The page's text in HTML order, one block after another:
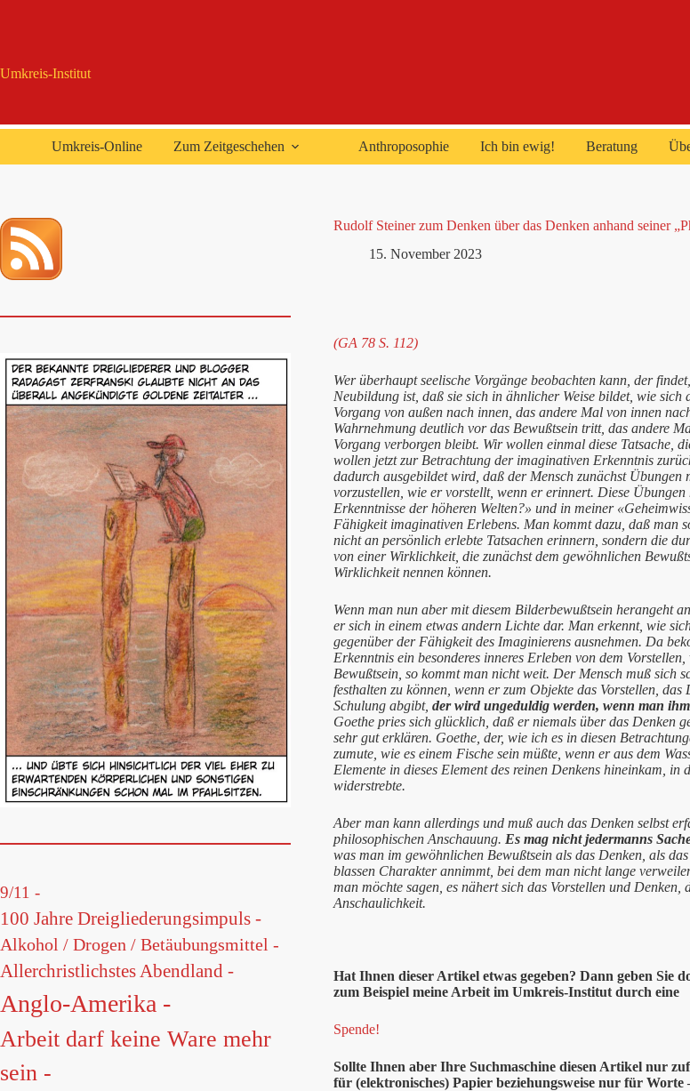
Umkreis-Institut
Umkreis-Online Zum Zeitgeschehen Anthroposophie Ich bin ewig! Beratung
Rudolf Steiner zum Denken über das Denken anhand seiner
15. November 2023
(GA 78 S. 112)
Wer überhaupt seelische Vorgänge beobachten kann, der
Neubildung ist, daß sie sich in ähnlicher Weise bildet, wie
Vorgang von außen nach innen, das andere Mal von innen
Wahrnehmung deutlich vor das Bewußtsein tritt, das andere
Vorgang verborgen bleibt. Wir wollen einmal diese Tatsache,
wollen jetzt zur Betrachtung der imaginativen Erkenntnis
dadurch ausgebildet wird, daß der Mensch zunächst
vorzustellen, wie er vorstellt, wenn er erinnert. Diese
Erkenntnisse der höheren Welten?» und in meiner
Fähigkeit imaginativen Erlebens. Man kommt dazu, daß man
nicht an persönlich erlebte Tatsachen erinnern, sondern die
von einer Wirklichkeit, die zunächst dem gewöhnlichen
Wirklichkeit nennen können.
Wenn man nun aber mit diesem Bilderbewußtsein herangeht
er sich in einem etwas andern Lichte dar. Man erkennt, wie
gegenüber der Fähigkeit des Imaginierens ausnehmen. Da
Erkenntnis ein besonderes inneres Erleben von dem
Bewußtsein, so kommt man nicht weit. Der Mensch muß sich
festhalten zu können, wenn er zum Objekte das Vorstellen,
Schulung abgibt, der wird ungeduldig werden, wenn man
Goethe pries sich glücklich, daß er niemals über das Denken
sehr gut erklären. Goethe, der, wie ich es in diesen
zumute, wie es einem Fische sein müßte, wenn er aus dem
Elemente in dieses Element des reinen Denkens hineinkam,
widerstrebte.
Aber man kann allerdings und muß auch das Denken selbst
philosophischen Anschauung. Es mag nicht jedermanns
was man im gewöhnlichen Bewußtsein als das Denken, als
blassen Charakter annimmt, bei dem man nicht lange
man möchte sagen, es nähert sich das Vorstellen und
Anschaulichkeit.
Hat Ihnen dieserArtikel etwas gegeben? Dann geben Sie
zum Beispiel meine Arbeit im Umkreis-Institut durch eine
Spende!
Sollte Ihnen aber Ihre Suchmaschine diesen Artikel nur
für (elektronisches) Papier beziehungsweise nur für
9/11 -
100 Jahre Dreigliederungsimpuls -
Alkohol / Drogen / Betäubungsmittel -
Allerchristlichstes Abendland -
Anglo-Amerika -
Arbeit darf keine Ware mehr
sein -